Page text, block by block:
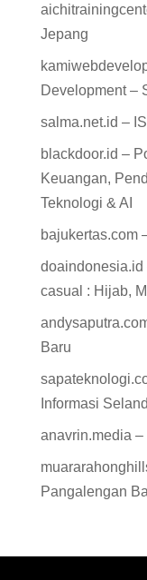
Jepang
Development –
salma.net.id –
blackdoor.id –
Keuangan,
Teknologi & AI
bajukertas.com
doaindonesia.id
casual : Hijab,
Baru
Informasi
anavrin.media
Pangalengan